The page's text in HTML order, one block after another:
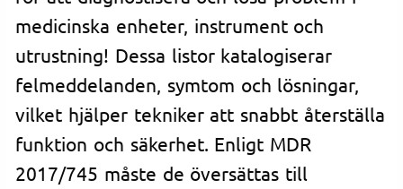
medicinska enheter, instrument och
utrustning! Dessa listor katalogiserar
felmeddelanden, symtom och lösningar,
vilket hjälper tekniker att snabbt återställa
funktion och säkerhet. Enligt MDR
2017/745 måste de översättas till